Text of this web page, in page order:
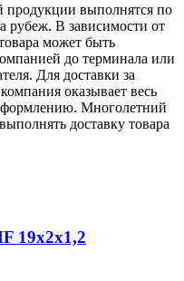
продукции выполнятся по
рубеж. В зависимости от
может быть
до терминала или
Для доставки за
оказывает весь
Многолетний
доставку товара
19х2х1,2